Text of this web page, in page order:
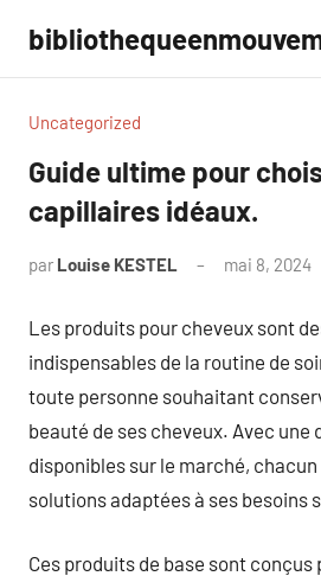
contenu
Uncategorized
Guide ultime pour
capillaires idéaux.
par Louise KESTEL mai 8, 2024
Les produits pour cheveux sont
indispensables de la routine de
toute personne souhaitant
beauté de ses cheveux. Avec
disponibles sur le marché,
solutions adaptées à ses besoins
Ces produits de base sont